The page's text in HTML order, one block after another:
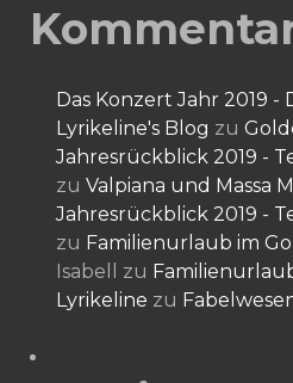
Das Konzert Jahr 2019 -
Lyrikeline's Blog zu
Jahresrückblick 2019 -
zu Valpiana und Massa
Jahresrückblick 2019 -
zu Familienurlaub im
Isabell
zu
Lyrikeline zu